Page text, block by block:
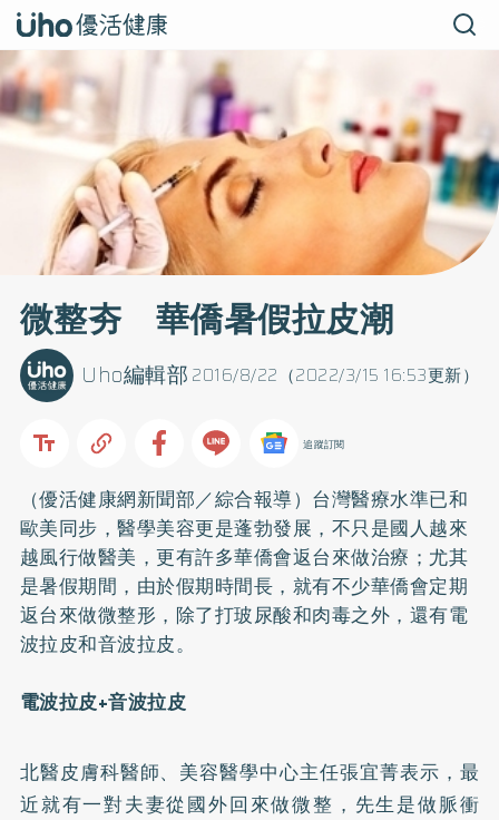
微整夯 華僑暑假拉皮潮
2016/8/22（2022/3/15 16:53更新）
Uho編輯部
追蹤訂閱
（優活健康網新聞部／綜合報導）台灣醫療水準已和
歐美同步，醫學美容更是蓬勃發展，不只是國人越來
越風行做醫美，更有許多華僑會返台來做治療；尤其
是暑假期間，由於假期時間長，就有不少華僑會定期
返台來做微整形，除了打玻尿酸和肉毒之外，還有電
波拉皮和音波拉皮。
電波拉皮+音波拉皮
北醫皮膚科醫師、美容醫學中心主任張宜菁表示，最
近就有一對夫妻從國外回來做微整，先生是做脈衝